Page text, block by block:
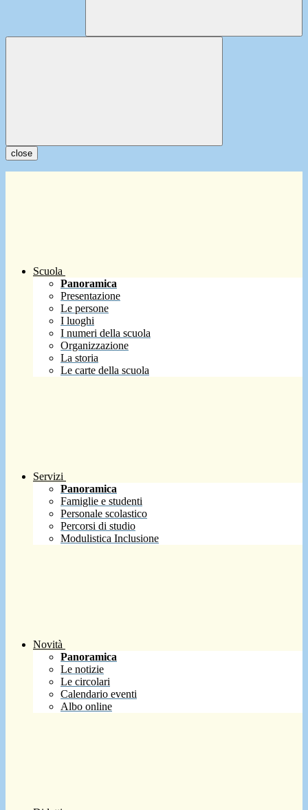
close
Scuola
Panoramica
Presentazione
Le persone
I luoghi
I numeri della scuola
Organizzazione
La storia
Le carte della scuola
Servizi
Panoramica
Famiglie e studenti
Personale scolastico
Percorsi di studio
Modulistica Inclusione
Novità
Panoramica
Le notizie
Le circolari
Calendario eventi
Albo online